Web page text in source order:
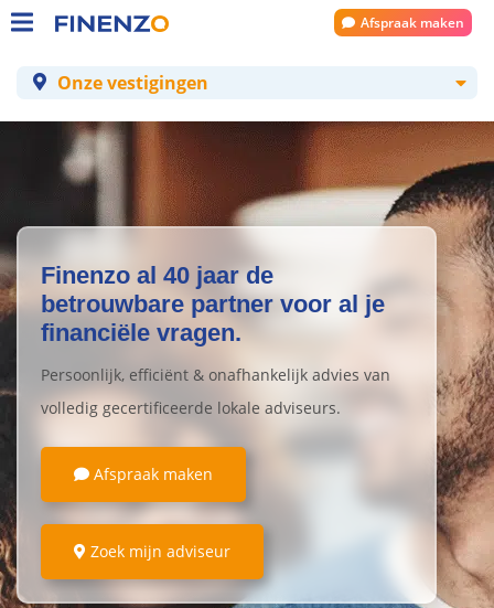
Afspraak maken
Onze vestigingen
Finenzo al 40 jaar de
betrouwbare partner voor al je
financiële vragen.
Persoonlijk, efficiënt & onafhankelijk advies van
volledig gecertificeerde lokale adviseurs.
Afspraak maken
Zoek mijn adviseur